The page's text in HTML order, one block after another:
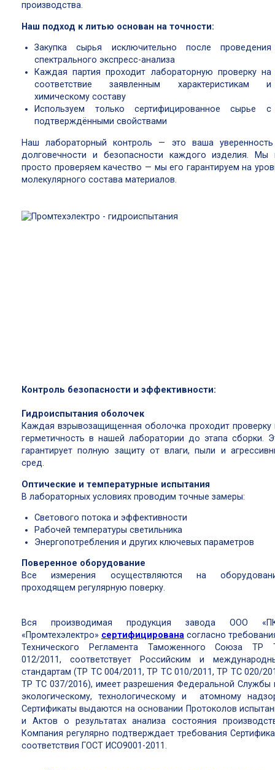
производства.
Наш подход к литью основан на точности:
Закупка сырья исключительно после проведения
спектрального экспресс-анализа
Каждая партия проходит лабораторную проверку на
соответствие заявленным характеристикам и
химическому составу
Используем только сертифицированное сырье с
подтверждёнными свойствами
Наш лабораторный контроль — это ваша
долговечности и безопасности каждого изделия. Мы
просто проверяем качество — мы его гарантируем на
молекулярного состава материалов.
Контроль безопасности и эффективности:
Гидроиспытания оболочек
Каждая взрывозащищенная оболочка проходит проверку
герметичность в нашей лаборатории до этапа сборки.
гарантирует полную защиту от влаги, пыли и
сред.
Оптические и температурные испытания
В лабораторных условиях проводим точные замеры:
Светового потока и эффективности
Рабочей температуры светильника
Энергопотребления и других ключевых параметров
Поверенное оборудование
Все измерения осуществляются на
проходящем регулярную поверку.
Вся производимая продукция завода ООО
«Промтехэлектро» сертифицирована согласно
Технического Регламента Таможенного Союза ТР
012/2011, соответствует Российским и
стандартам (ТР ТС 004/2011, ТР ТС 010/2011, ТР ТС 020/
ТР ТС 037/2016), имеет разрешения Федеральной Службы
экологическому, технологическому и атомному
Сертификаты выдаются на основании Протоколов
и Актов о результатах анализа состояния
Компания регулярно подтверждает требования
соответствия ГОСТ ИСО9001-2011.